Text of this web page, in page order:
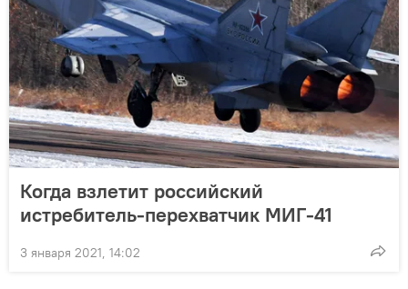
Когда взлетит российский
истребитель-перехватчик МИГ-41
3 января 2021, 14:02